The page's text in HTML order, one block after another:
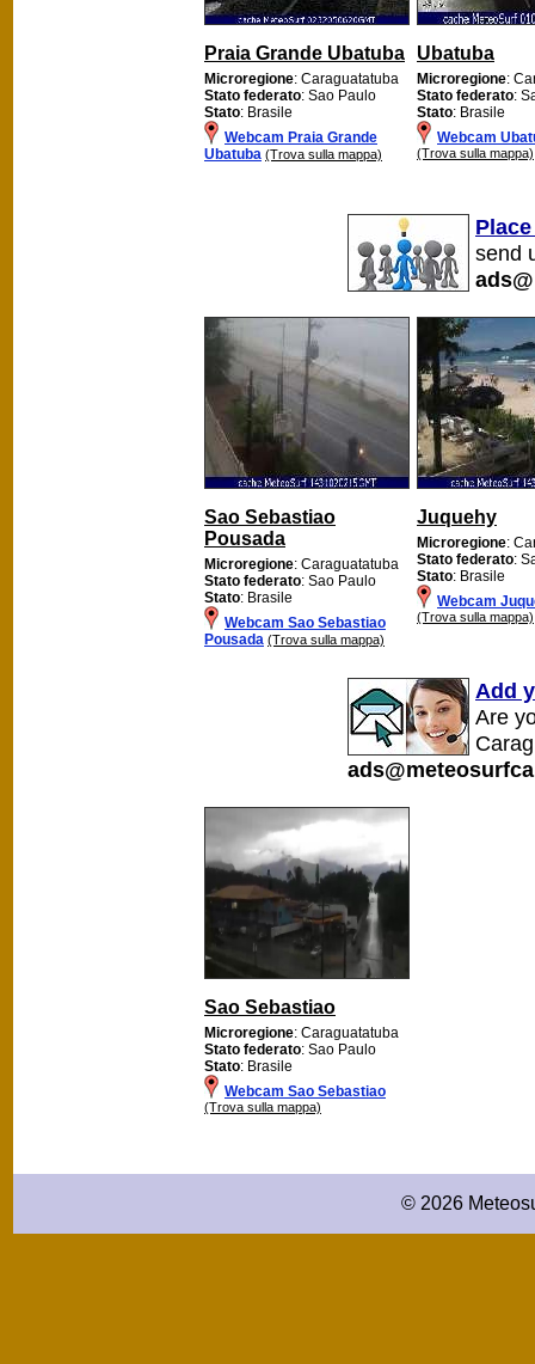
Praia Grande Ubatuba
Microregione: Caraguatatuba
Stato federato: Sao Paulo
Stato: Brasile
Webcam Praia Grande
Ubatuba (Trova sulla mappa)
Ubatuba
Microregione:
Stato federato:
Stato: Brasile
Webcam
(Trova sulla mappa)
send
Sao Sebastiao
Pousada
Microregione: Caraguatatuba
Stato federato: Sao Paulo
Stato: Brasile
Webcam Sao Sebastiao
Pousada (Trova sulla mappa)
Juquehy
Microregione:
Stato federato:
Stato: Brasile
Webcam
(Trova sulla mappa)
Add
Are
Sao Sebastiao
Microregione: Caraguatatuba
Stato federato: Sao Paulo
Stato: Brasile
Webcam Sao Sebastiao
(Trova sulla mappa)
© 2026